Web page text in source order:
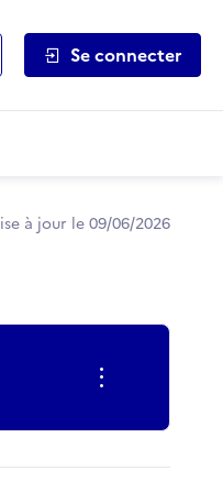
Se connecter
à jour le 09/06/2026